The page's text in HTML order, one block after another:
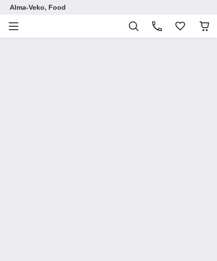
Аlma-Veko, Food